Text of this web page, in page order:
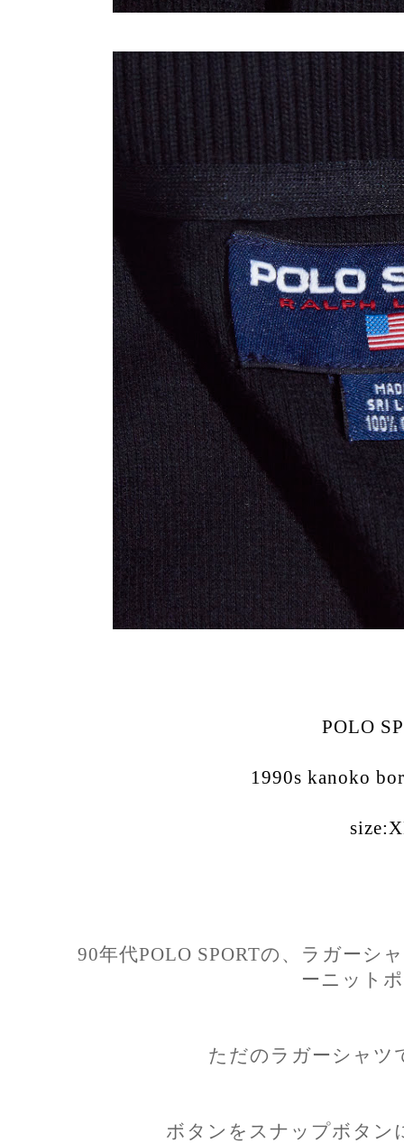
POLO
1990s kanoko
90年代POLO SPORTの、ラガーシ
ーニット
ただのラガーシャツ
ボタンをスナップボタン